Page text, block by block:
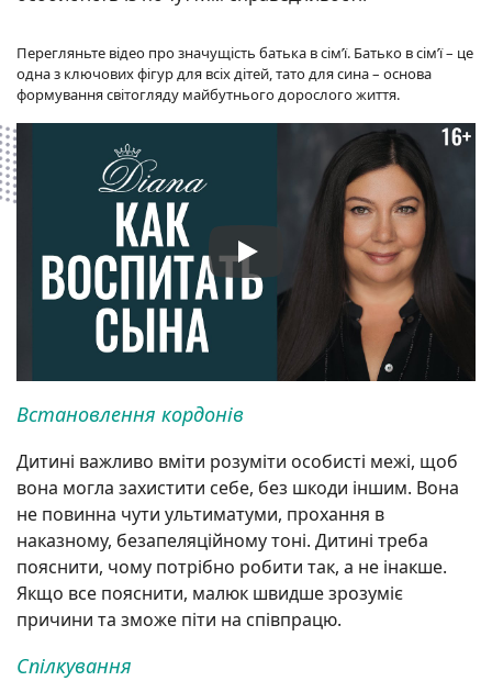
Перегляньте відео про значущість батька в сім’ї. Батько в сім’ї – це
одна з ключових фігур для всіх дітей, тато для сина – основа
формування світогляду майбутнього дорослого життя.
Встановлення кордонів
Дитині важливо вміти розуміти особисті межі, щоб
вона могла захистити себе, без шкоди іншим. Вона
не повинна чути ультиматуми, прохання в
наказному, безапеляційному тоні. Дитині треба
пояснити, чому потрібно робити так, а не інакше.
Якщо все пояснити, малюк швидше зрозуміє
причини та зможе піти на співпрацю.
Спілкування